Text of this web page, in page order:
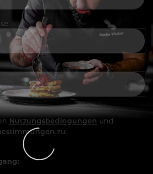
Nutzungsbedingungen und
zu.